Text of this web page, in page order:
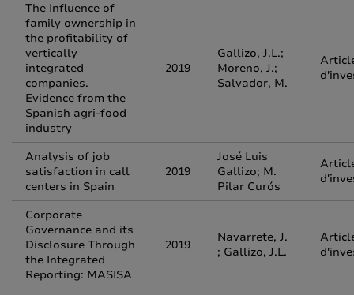
The Influence of
family ownership in
the profitability of
vertically
integrated
companies.
Evidence from the
Spanish agri-food
industry
2019
Gallizo, J.L.;
Moreno, J.;
Salvador, M.
Analysis of job
satisfaction in call
centers in Spain
2019
José Luis
Gallizo; M.
Pilar Curós
Corporate
Governance and its
Disclosure Through
the Integrated
Reporting: MASISA
2019
Navarrete, J.
; Gallizo, J.L.